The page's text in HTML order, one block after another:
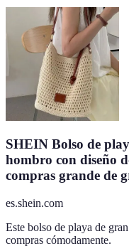
SHEIN Bolso de
hombro con diseño
compras grande de
es.shein.com
Este bolso de playa de
compras cómodamente.